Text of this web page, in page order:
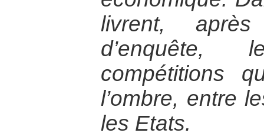
livrent,
compétitions
l’ombre, entre
les Etats.